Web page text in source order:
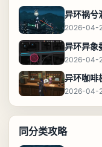
异环祸兮
2026-04-
2026-04-
异环咖啡
2026-04-
同分类攻略